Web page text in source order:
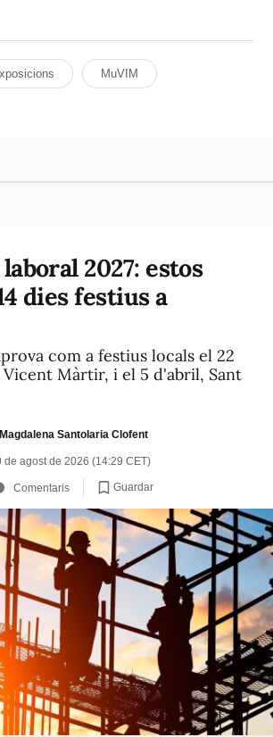
MuVIM
2027: estos
dies festius a
com a festius locals el 22
Vicent Màrtir, i el 5 d'abril, Sant
Magdalena Santolaria Clofent
de agost de 2026 (14:29 CET)
Comentaris Guardar